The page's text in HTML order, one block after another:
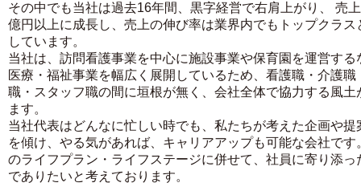
その中でも当社は過去16年間、黒字経営で右肩上がり、 売
億円以上に成長し、売上の伸び率は業界内でもトップクラス
しています。
当社は、訪問看護事業を中心に施設事業や保育園を運営する
医療・福祉事業を幅広く展開しているため、看護職・介護職
職・スタッフ職の間に垣根が無く、会社全体で協力する風土
ます。
当社代表はどんなに忙しい時でも、私たちが考えた企画や提
を傾け、やる気があれば、キャリアアップも可能な会社です
のライフプラン・ライフステージに併せて、社員に寄り添っ
でありたいと考えております。